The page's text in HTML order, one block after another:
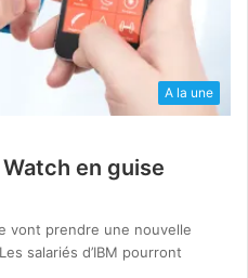
A la une
en guise
vont prendre une nouvelle
salariés d’IBM pourront